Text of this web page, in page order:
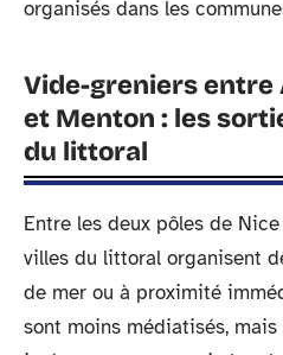
organisés dans les
Vide-greniers entre
et Menton : les
du littoral
Entre les deux pôles de
villes du littoral organisent
de mer ou à proximité
sont moins médiatisés, mais